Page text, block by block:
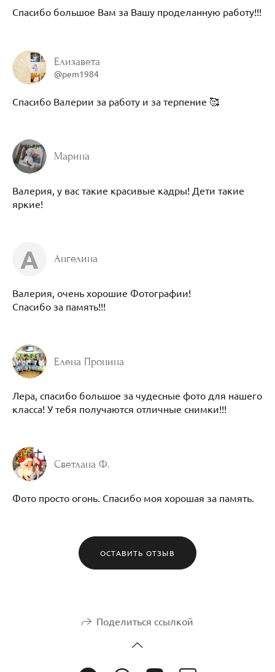
Спасибо большое Вам за Вашу проделанную работу!!!
Елизавета
@pem1984
Спасибо Валерии за работу и за терпение 🥰
Марина
Валерия, у вас такие красивые кадры! Дети такие
яркие!
А Ангелина
Валерия, очень хорошие Фотографии!
Спасибо за память!!!
Елена Пронина
Лера, спасибо большое за чудесные фото для нашего
класса! У тебя получаются отличные снимки!!!
Светлана Ф.
Фото просто огонь. Спасибо моя хорошая за память.
ОСТАВИТЬ ОТЗЫВ
Поделиться ссылкой